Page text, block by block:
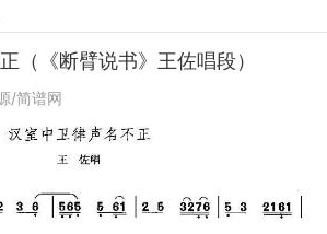
（《断臂说书》王佐唱段）
/简谱网